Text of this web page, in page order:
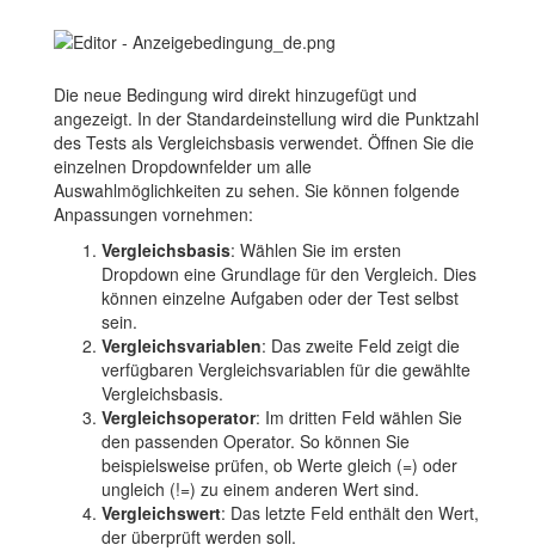
Die neue Bedingung wird direkt hinzugefügt und
angezeigt. In der Standardeinstellung wird die Punktzahl
des Tests als Vergleichsbasis verwendet. Öffnen Sie die
einzelnen Dropdownfelder um alle
Auswahlmöglichkeiten zu sehen. Sie können folgende
Anpassungen vornehmen:
Vergleichsbasis: Wählen Sie im ersten
Dropdown eine Grundlage für den Vergleich. Dies
können einzelne Aufgaben oder der Test selbst
sein.
Vergleichsvariablen: Das zweite Feld zeigt die
verfügbaren Vergleichsvariablen für die gewählte
Vergleichsbasis.
Vergleichsoperator: Im dritten Feld wählen Sie
den passenden Operator. So können Sie
beispielsweise prüfen, ob Werte gleich (=) oder
ungleich (!=) zu einem anderen Wert sind.
Vergleichswert: Das letzte Feld enthält den Wert,
der überprüft werden soll.